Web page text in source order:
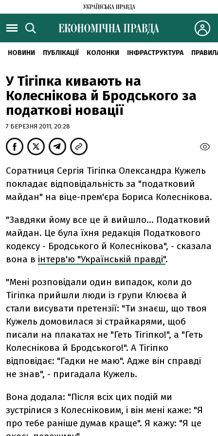
НОВИНИ ПУБЛІКАЦІЇ КОЛОНКИ ІНФРАСТРУКТУРА
У Тігіпка кивають на
Колеснікова й Бродського за
податкові новації
7 БЕРЕЗНЯ 2011, 20:28
Соратниця Сергія Тігіпка Олександра Кужель
покладає відповідальність за "податковий
майдан" на віце-прем'єра Бориса Колеснікова.
"Завдяки йому все це й вийшло... Податковий
майдан. Це була їхня редакція Податкового
кодексу - Бродського й Колеснікова", - сказала
вона в інтерв'ю "Українській правді".
"Мені розповідали один випадок, коли до
Тігіпка прийшли люди із групи Клюєва й
стали висувати претензії: "Ти знаєш, що твоя
Кужель домовилася зі страйкарями, щоб
писали на плакатах не "Геть Тігіпко!", а "Геть
Колеснікова й Бродського!". А Тігіпко
відповідає: "Гадки не маю". Адже він справді
не знав", - пригадала Кужель.
Вона додала: "Після всіх цих подій ми
зустрілися з Колесніковим, і він мені каже: "Я
про тебе раніше думав краще". Я кажу: "Я це